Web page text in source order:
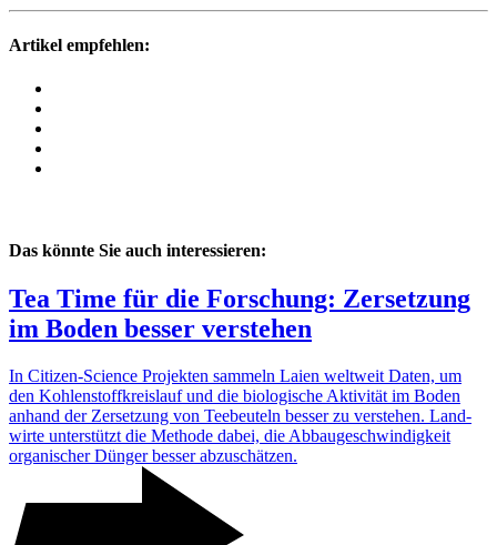
Artikel empfehlen:
Das könnte Sie auch interessieren:
Tea Time für die Forschung: Zerset­zung
im Boden besser verstehen
In Citizen-Science Projekten sammeln Laien welt­weit Daten, um
den Kohlen­stoff­kreis­lauf und die biolo­gi­sche Akti­vität im Boden
anhand der Zerset­zung von Teebeu­teln besser zu verstehen. Land­
wirte unter­stützt die Methode dabei, die Abbau­ge­schwin­dig­keit
orga­ni­scher Dünger besser abzu­schätzen.